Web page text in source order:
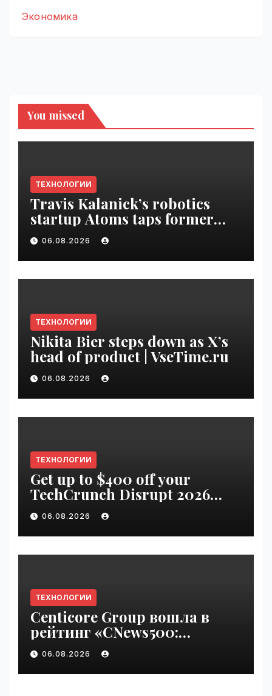
Экономика
You missed
ТЕХНОЛОГИИ
Travis Kalanick’s robotics
startup Atoms taps former
Uber finance chief as CFO |
VseTime.ru
06.08.2026
ТЕХНОЛОГИИ
Nikita Bier steps down as X’s
head of product | VseTime.ru
06.08.2026
ТЕХНОЛОГИИ
Get up to $400 off your
TechCrunch Disrupt 2026
pass until Friday | VseTime.ru
06.08.2026
ТЕХНОЛОГИИ
Centicore Group вошла в
рейтинг «CNews500:
Крупнейшие ИТ-компании
России» | VseTime.ru
06.08.2026